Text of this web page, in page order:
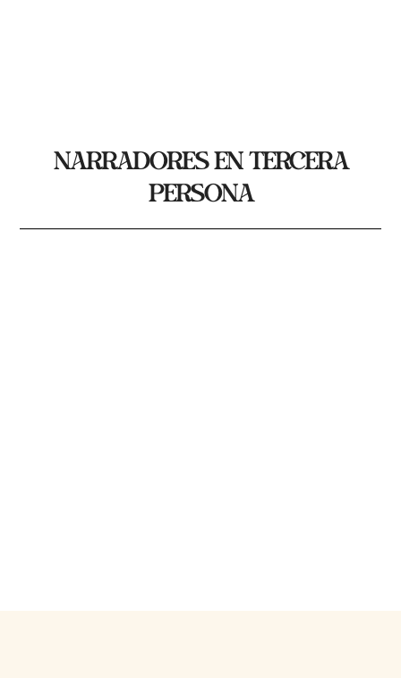
Narradores en tercera
persona